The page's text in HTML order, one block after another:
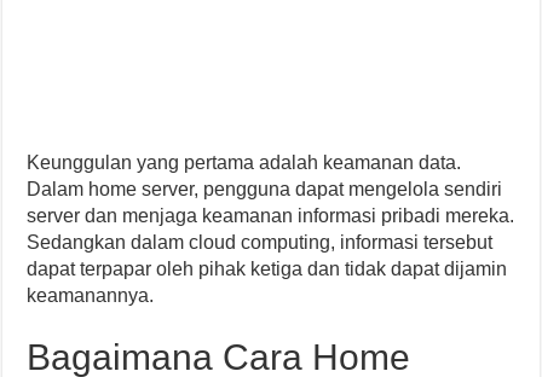
Keunggulan yang pertama adalah keamanan data.
Dalam home server, pengguna dapat mengelola sendiri
server dan menjaga keamanan informasi pribadi mereka.
Sedangkan dalam cloud computing, informasi tersebut
dapat terpapar oleh pihak ketiga dan tidak dapat dijamin
keamanannya.
Bagaimana Cara Home